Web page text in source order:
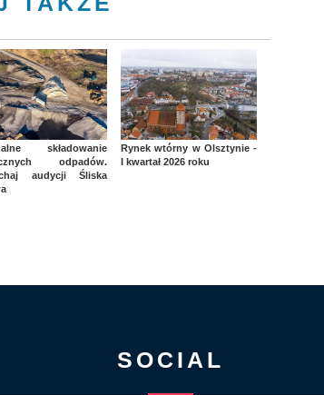
składowanie
odpadów.
audycji Śliska
Rynek wtórny w Olsztynie -
I kwartał 2026 roku
SOCIAL